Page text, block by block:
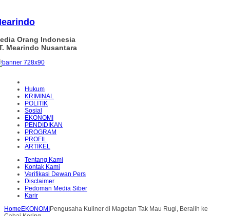
Orang Indonesia
Mearindo Nusantara
Hukum
KRIMINAL
POLITIK
Sosial
EKONOMI
PENDIDIKAN
PROGRAM
PROFIL
ARTIKEL
Tentang Kami
Kontak Kami
Verifikasi Dewan Pers
Disclaimer
Pedoman Media Siber
Karir
Home EKONOMI Pengusaha Kuliner di Magetan Tak Mau Rugi, Beralih ke